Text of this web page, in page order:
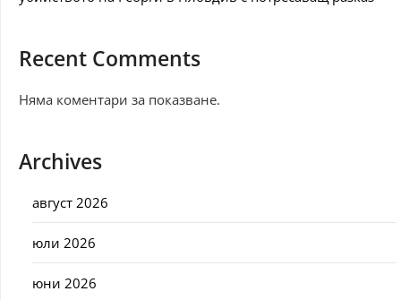
Recent Comments
Няма коментари за показване.
Archives
август 2026
юли 2026
юни 2026